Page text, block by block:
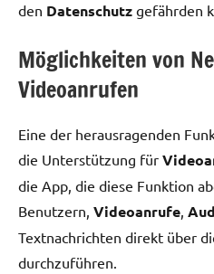
den Datenschutz gefährden
Möglichkeiten von
Videoanrufen
Eine der herausragenden
die Unterstützung für
die App, die diese Funktion
Benutzern, Videoanrufe,
Textnachrichten direkt über
durchzuführen.